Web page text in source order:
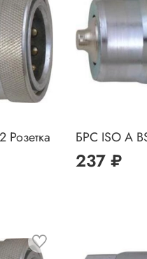
Розетка БРС ISO A
237 ₽